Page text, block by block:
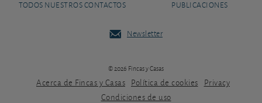
TODOS NUESTROS CONTACTOS PUBLICACIONES
Newsletter
© 2026 Fincas y Casas
Acerca de Fincas y Casas Política de cookies
Privacy
Condiciones de uso